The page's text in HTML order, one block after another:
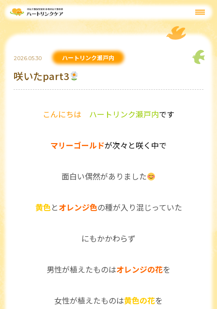
2026.05.30 ハートリンク瀬戸内
咲いたpart3
こんにちは ハートリンク瀬戸内です
マリーゴールドが次々と咲く中で
面白い偶然がありました
黄色とオレンジ色の種が入り混じっていた
にもかかわらず
男性が植えたものはオレンジの花を
女性が植えたものは黄色の花を